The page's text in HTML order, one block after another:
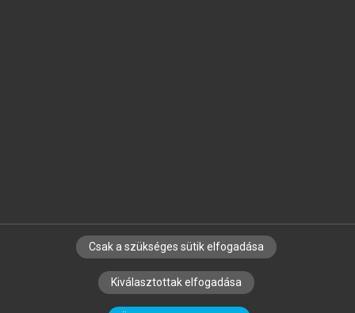
SZERZŐKNEK CÉGEKNEK KÖNYVTÁROSOKNAK
SZERKESZTÉSI ÉS LEKTORÁLÁSI ALAPELVEK
Csak a szükséges sütik elfogadása
Kiválasztottak elfogadása